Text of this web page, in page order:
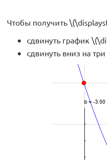
Чтобы получить
сдвинуть график
сдвинуть вниз на